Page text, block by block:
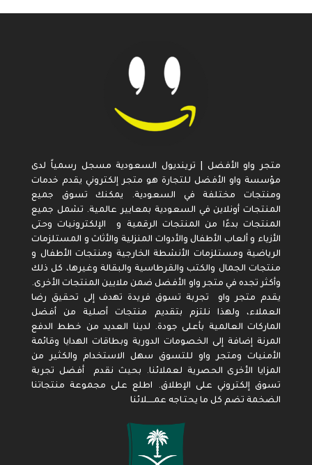
متجر واو الأفضل | ترينديول السعودية مسجل رسمياً لدى
مؤسسة واو الأفضل للتجارة هو متجر إلكتروني يقدم خدمات
ومنتجات مختلفة في السعودية. يمكنك تسوق جميع
المنتجات أونلاين في السعودية بمعايير عالمية. تشمل جميع
المنتجات بدءًا من المنتجات الرقمية و الإلكترونيات وحتى
الأزياء و ألعاب الأطفال والأدوات المنزلية والأثاث و المستلزمات
الرياضية ومستلزمات الأنشطة الخارجية ومنتجات الأطفال و
منتجات الجمال والكتب والقرطاسية والبقالة وغيرها، كل ذلك
وأكثر تجده في متجر واو الأفضل ضمن ملايين المنتجات الأخرى.
يقدم متجر واو تجربة تسوق فريدة تهدف إلى تحقيق رضا
العملاء، ولهذا نلتزم بتقديم منتجات أصلية من أفضل
الماركات العالمية بأعلى جودة. لدينا العديد من خطط الدفع
المرنة إضافة إلى الخصومات الدورية وبطاقات الهدايا وقائمة
الأمنيات ومتجر واو للتسوق سهل الاستخدام والكثير من
المزايا الأخرى الحصرية لعملائنا. بحيث نقدم أفضل تجربة
تسوق إلكتروني على الإطلاق. اطلع على مجموعة منتجاتنا
الضخمة تضم كل ما يحتـاجه عمـــــلائنا